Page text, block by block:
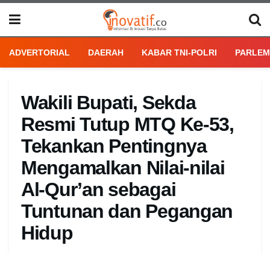
ADVERTORIAL DAERAH KABAR TNI-POLRI
Wakili Bupati, Sekda
Resmi Tutup MTQ Ke-53,
Tekankan Pentingnya
Mengamalkan Nilai-nilai
Al-Qur’an sebagai
Tuntunan dan Pegangan
Hidup